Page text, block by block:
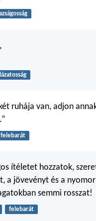
ruhája van, adjon
felebarát
ítéletet hozzatok,
a jövevényt és a
semmi rosszat!
felebarát